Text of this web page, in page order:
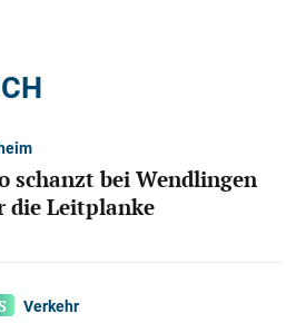
schanzt bei Wendlingen
die Leitplanke
Verkehr